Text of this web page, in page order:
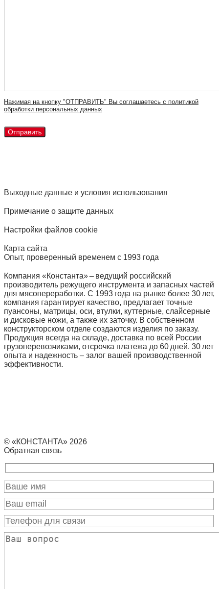
Нажимая на кнопку "ОТПРАВИТЬ" Вы соглашаетесь с политикой
обработки персональных данных
Выходные данные и условия использования
Примечание о защите данных
Настройки файлов cookie
Карта сайта
Опыт, проверенный временем с 1993 года
Компания «Константа» – ведущий российский
производитель режущего инструмента и запасных частей
для мясопереработки. С 1993 года на рынке более 30 лет,
компания гарантирует качество, предлагает точные
пуансоны, матрицы, оси, втулки, куттерные, слайсерные
и дисковые ножи, а также их заточку. В собственном
конструкторском отделе создаются изделия по заказу.
Продукция всегда на складе, доставка по всей России
грузоперевозчиками, отсрочка платежа до 60 дней. 30 лет
опыта и надежность – залог вашей производственной
эффективности.
© «КОНСТАНТА» 2026
Обратная связь